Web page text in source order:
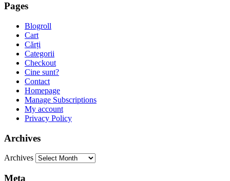
Pages
Blogroll
Cart
Cărți
Categorii
Checkout
Cine sunt?
Contact
Homepage
Manage Subscriptions
My account
Privacy Policy
Archives
Archives
Meta